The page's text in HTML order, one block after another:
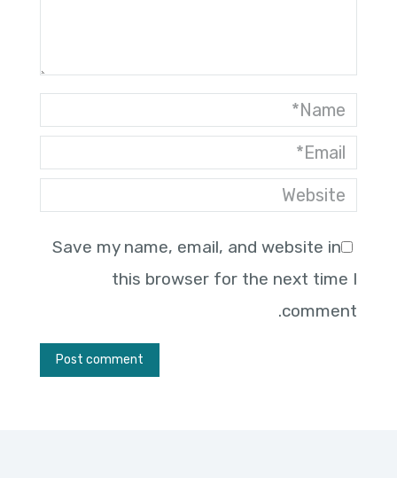
Name *
Email *
Website
Save my name, email, and website in
this browser for the next time I
comment.
Post comment